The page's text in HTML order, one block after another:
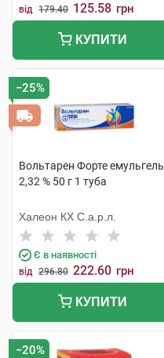
від 179.40 125.58 грн
КУПИТИ
−25%
Вольтарен Форте емульгель
2,32 % 50 г 1 туба
Халеон КХ С.а.р.л.
Є в наявності
від 296.80 222.60 грн
КУПИТИ
−20%